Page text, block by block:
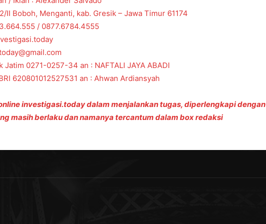
II Boboh, Menganti, kab. Gresik – Jawa Timur 61174
/ 0877.6784.4555
Jatim 0271-0257-34 an : NAFTALI JAYA ABADI
620801012527531 an : Ahwan Ardiansyah
investigasi.today dalam menjalankan tugas, diperlengkapi dengan
masih berlaku dan namanya tercantum dalam box redaksi